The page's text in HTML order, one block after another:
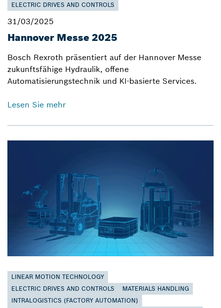
ELECTRIC DRIVES AND CONTROLS
31/03/2025
Hannover Messe 2025
Bosch Rexroth präsentiert auf der Hannover Messe
zukunftsfähige Hydraulik, offene
Automatisierungstechnik und KI-basierte Services.
Lesen Sie mehr
LINEAR MOTION TECHNOLOGY
ELECTRIC DRIVES AND CONTROLS
MATERIALS HANDLING
INTRALOGISTICS (FACTORY AUTOMATION)